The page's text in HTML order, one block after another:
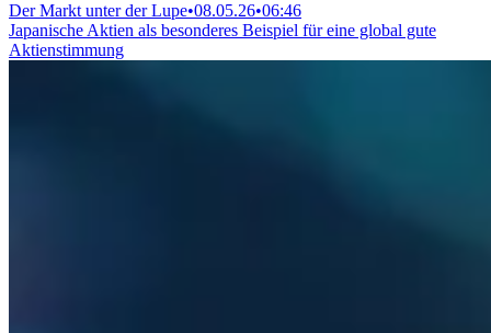
Der Markt unter der Lupe•08.05.26•06:46
Japanische Aktien als besonderes Beispiel für eine global gute
Aktienstimmung